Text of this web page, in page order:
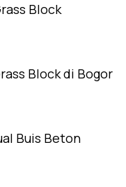
Block
Block di Bogor
Buis Beton